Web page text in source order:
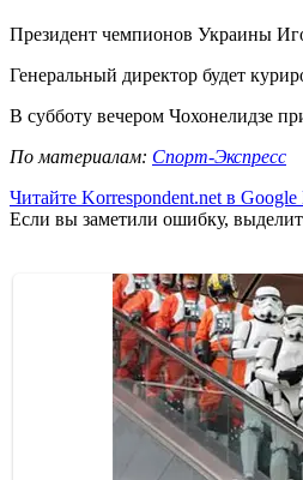
Президент чемпионов Украины
Генеральный директор будет
В субботу вечером Чохонелидзе
По материалам: Спорт-Экспресс
Читайте Korrespondent.net в Google
Если вы заметили ошибку,